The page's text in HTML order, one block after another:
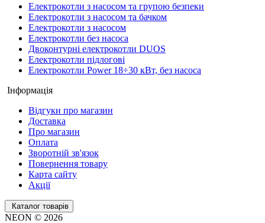
Електрокотли з насосом та групою безпеки
Електрокотли з насосом та бачком
Електрокотли з насосом
Електрокотли без насоса
Двоконтурні електрокотли DUOS
Електрокотли підлогові
Електрокотли Power 18÷30 кВт, без насоса
Інформація
Відгуки про магазин
Доставка
Про магазин
Оплата
Зворотній зв'язок
Повернення товару
Карта сайту
Акції
Каталог товарів
NEON © 2026